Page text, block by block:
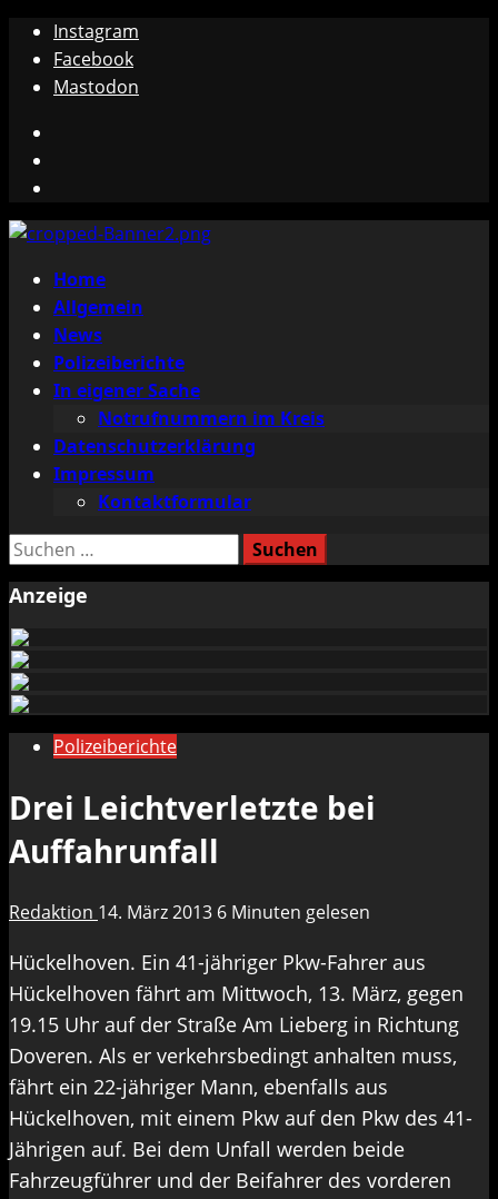
Zum
Inhalt
springen
Instagram
Facebook
Mastodon
Primäres
Menü
Home
Allgemein
News
Polizeiberichte
In eigener Sache
Notrufnummern im Kreis
Datenschutzerklärung
Impressum
Kontaktformular
Suchen
Anzeige
Polizeiberichte
Drei Leichtverletzte bei
Auffahrunfall
Redaktion 14. März 2013 6 Minuten gelesen
Hückelhoven. Ein 41-jähriger Pkw-Fahrer aus
Hückelhoven fährt am Mittwoch, 13. März, gegen
19.15 Uhr auf der Straße Am Lieberg in Richtung
Doveren. Als er verkehrsbedingt anhalten muss,
fährt ein 22-jähriger Mann, ebenfalls aus
Hückelhoven, mit einem Pkw auf den Pkw des 41-
Jährigen auf. Bei dem Unfall werden beide
Fahrzeugführer und der Beifahrer des vorderen